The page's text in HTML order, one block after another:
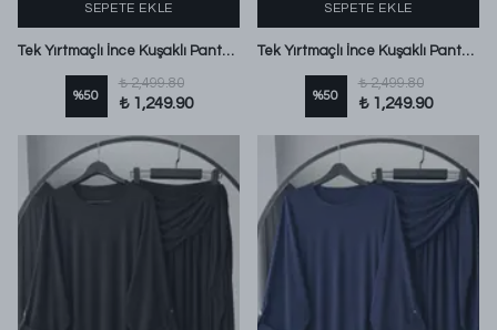
SEPETE EKLE
Tek Yırtmaçlı İnce Kuşaklı Pantolonlu Modal Takım Pembe
%50
₺ 2,499.80
₺ 1,249.90
SEPETE EKLE
Tek Yırtmaçlı İnce Kuşaklı Pantolonlu Modal Takım Antrasit
%50
₺ 2,499.80
₺ 1,249.90